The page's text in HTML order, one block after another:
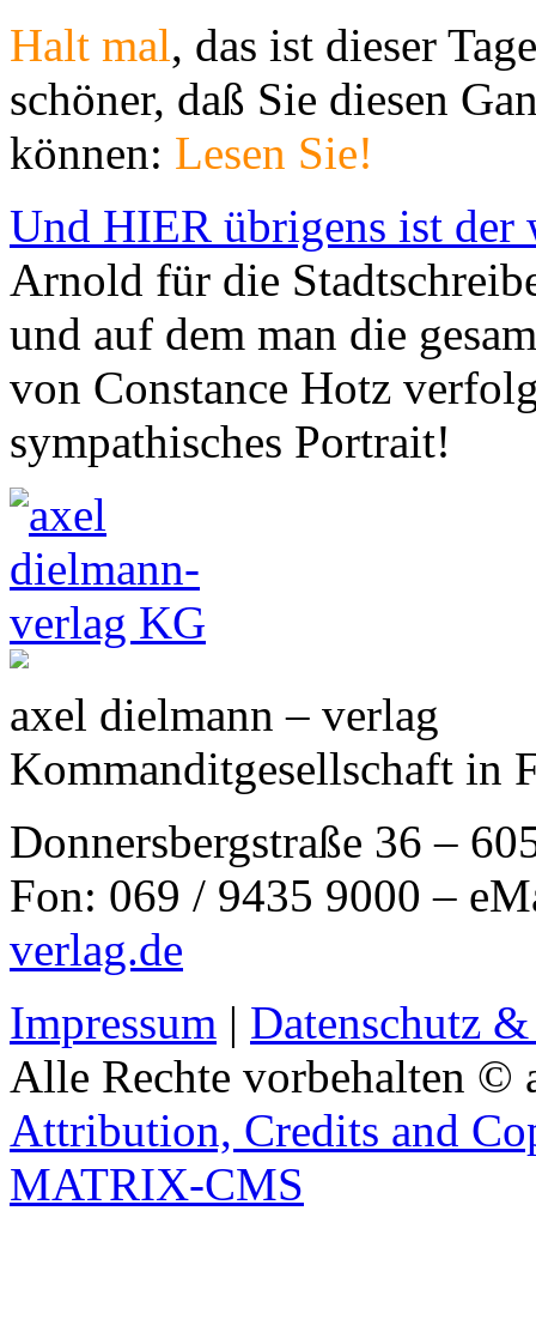
Halt mal, das ist dieser
schöner, daß Sie diesen
können: Lesen Sie!
Und HIER übrigens ist der
Arnold für die
und auf dem man die
von Constance Hotz
sympathisches Portrait!
axel dielmann – verlag
Kommanditgesellschaft in
Donnersbergstraße 36 –
Fon: 069 / 9435 9000 –
verlag.de
Impressum | Datenschutz
Alle Rechte vorbehalten ©
Attribution, Credits and
MATRIX-CMS